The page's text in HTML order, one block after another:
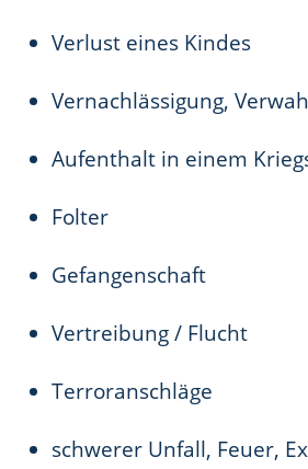
Verlust eines Kindes
Vernachlässigung,
Aufenthalt in einem
Folter
Gefangenschaft
Vertreibung / Flucht
Terroranschläge
schwerer Unfall, Feuer,